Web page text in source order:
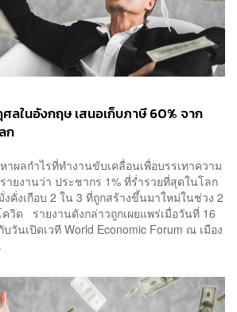
ลในอังกฤษ เสนอเก็บภาษี 60% จาก
ก
าผลกำไรที่ทำงานขับเคลื่อนเพื่อบรรเทาความ
ายงานว่า ประชากร 1% ที่ร่ำรวยที่สุดในโลก
คั่งเกือบ 2 ใน 3 ที่ถูกสร้างขึ้นมาใหม่ในช่วง 2
วิด รายงานดังกล่าวถูกเผยแพร่เมื่อวันที่ 16
วันเปิดเวที World Economic Forum ณ เมือง